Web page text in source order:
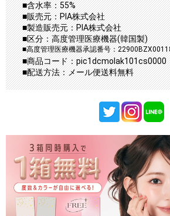
■含水率：55%
■販売元：PIA株式会社
■製造販売元：PIA株式会社
■区分：高度管理医療機器(韓国製)
■高度管理医療機器承認番号：
■商品コード：pic1dcmolak101cs0000
■配送方法：メール便送料無料